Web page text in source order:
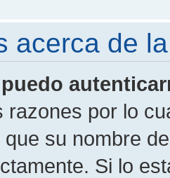
acerca de
razones por lo
su nombre
Si lo